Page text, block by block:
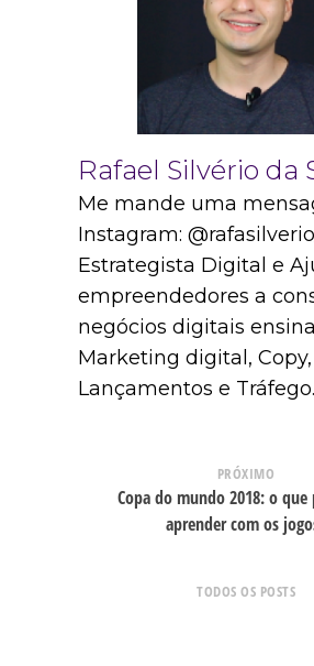
Rafael Silvério da
Me mande uma
Instagram:
Estrategista Digital e
empreendedores a
negócios digitais
Marketing digital, Copy,
Lançamentos e Tráfego.
PRÓXIMO
Copa do mundo 2018: o que
aprender com os
TODOS OS POSTS